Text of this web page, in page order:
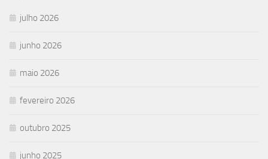
julho 2026
junho 2026
maio 2026
fevereiro 2026
outubro 2025
junho 2025